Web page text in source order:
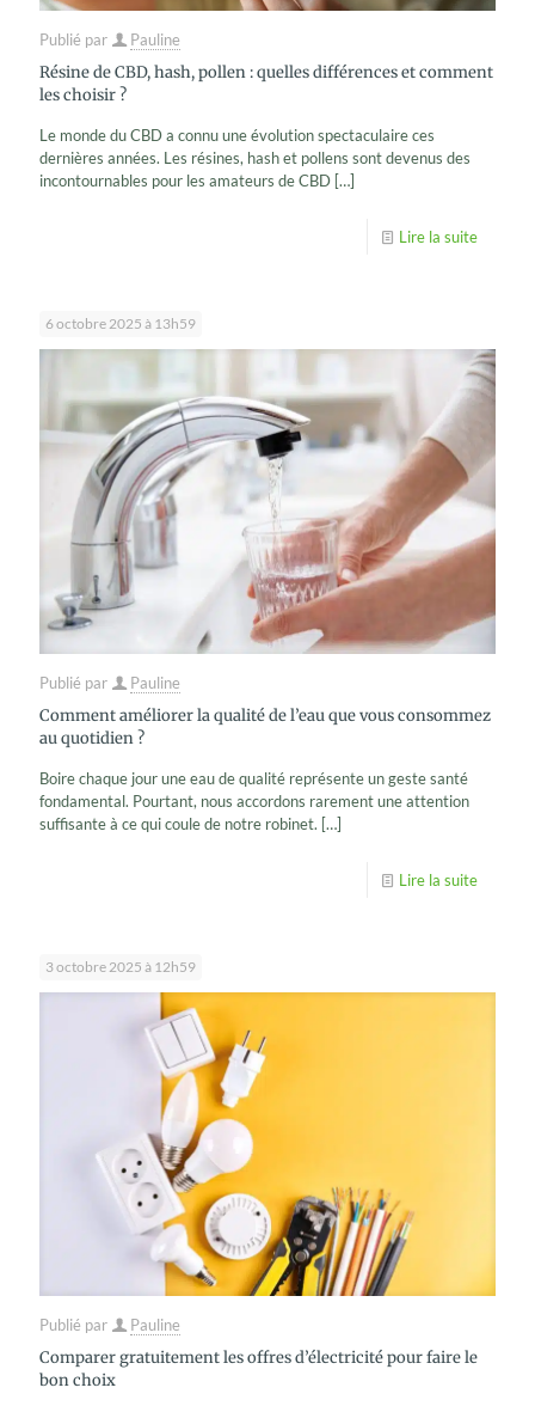
Publié par Pauline
Résine de CBD, hash, pollen : quelles différences et comment
les choisir ?
Le monde du⁠ CBD a c‌onnu une é⁠vo​lution spectaculaire ces​
dernières années. Les résines, hash‍ et pollens sont devenus des⁠
incontournables pour les am‍at‌e​urs de CBD […]
Lire la suite
6 octobre 2025 à 13h59
Publié par Pauline
Comment améliorer la qualité de l’eau que vous consommez
au quotidien ?
Boire chaque jour une eau de qualité représente un geste santé
fondamental. Pourtant, nous accordons rarement une attention
suffisante à ce qui coule de notre robinet. […]
Lire la suite
3 octobre 2025 à 12h59
Publié par Pauline
Comparer gratuitement les offres d’électricité pour faire le
bon choix